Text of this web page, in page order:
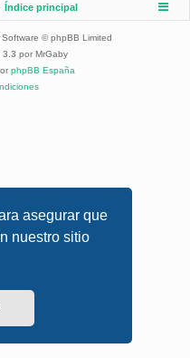
asegurar que
nuestro sitio
Índice principal
© phpBB Limited
3.3 por MrGaby
phpBB España